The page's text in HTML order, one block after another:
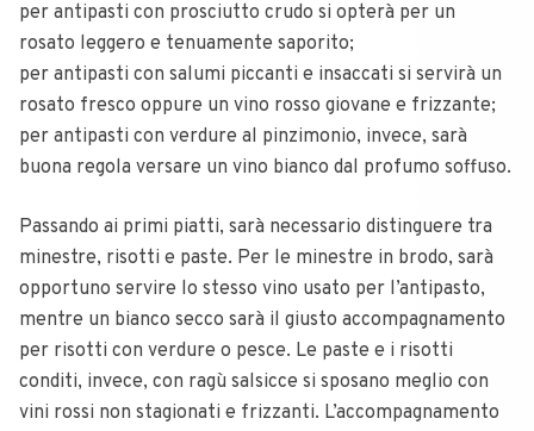
per antipasti con prosciutto crudo si opterà per un
rosato leggero e tenuamente saporito;
per antipasti con salumi piccanti e insaccati si servirà un
rosato fresco oppure un vino rosso giovane e frizzante;
per antipasti con verdure al pinzimonio, invece, sarà
buona regola versare un vino bianco dal profumo soffuso.
Passando ai primi piatti, sarà necessario distinguere tra
minestre, risotti e paste. Per le minestre in brodo, sarà
opportuno servire lo stesso vino usato per l’antipasto,
mentre un bianco secco sarà il giusto accompagnamento
per risotti con verdure o pesce. Le paste e i risotti
conditi, invece, con ragù salsicce si sposano meglio con
vini rossi non stagionati e frizzanti. L’accompagnamento